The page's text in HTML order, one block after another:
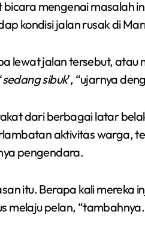
mengenai masalah
kondisi jalan rusak di
lewat jalan tersebut, atau
sedang sibuk’, “ujarnya
dari berbagai latar
aktivitas warga,
pengendara.
itu. Berapa kali mereka
melaju pelan, “tambahnya.
Angsan